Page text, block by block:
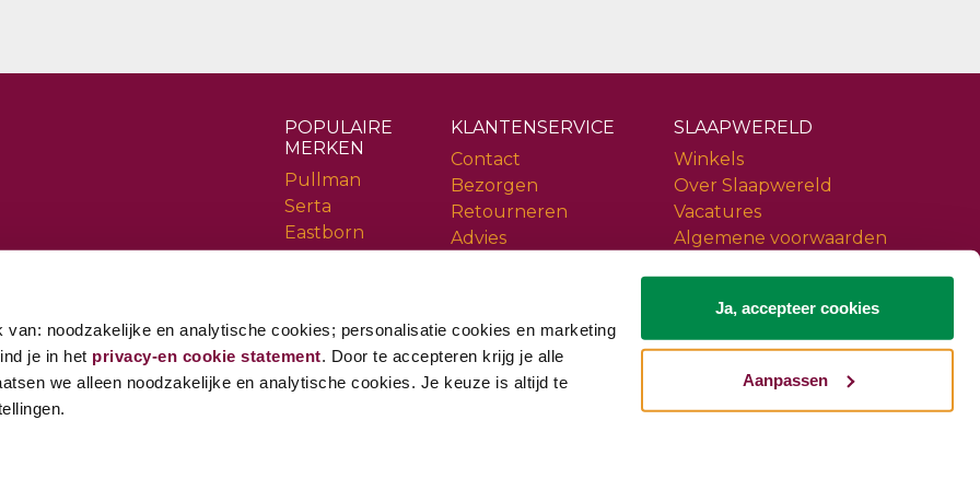
van: noodzakelijke en analytische cookies; personalisatie cookies en marketing
je in het privacy-en cookie statement. Door te accepteren krijg je alle
we alleen noodzakelijke en analytische cookies. Je keuze is altijd te
Ja, accepteer cookies
Aanpassen
POPULAIRE
MERKEN
Pullman
Serta
Eastborn
KLANTENSERVICE
Contact
Bezorgen
Retourneren
Advies
SLAAPWERELD
Winkels
Over Slaapwereld
Vacatures
Algemene voorwaarden